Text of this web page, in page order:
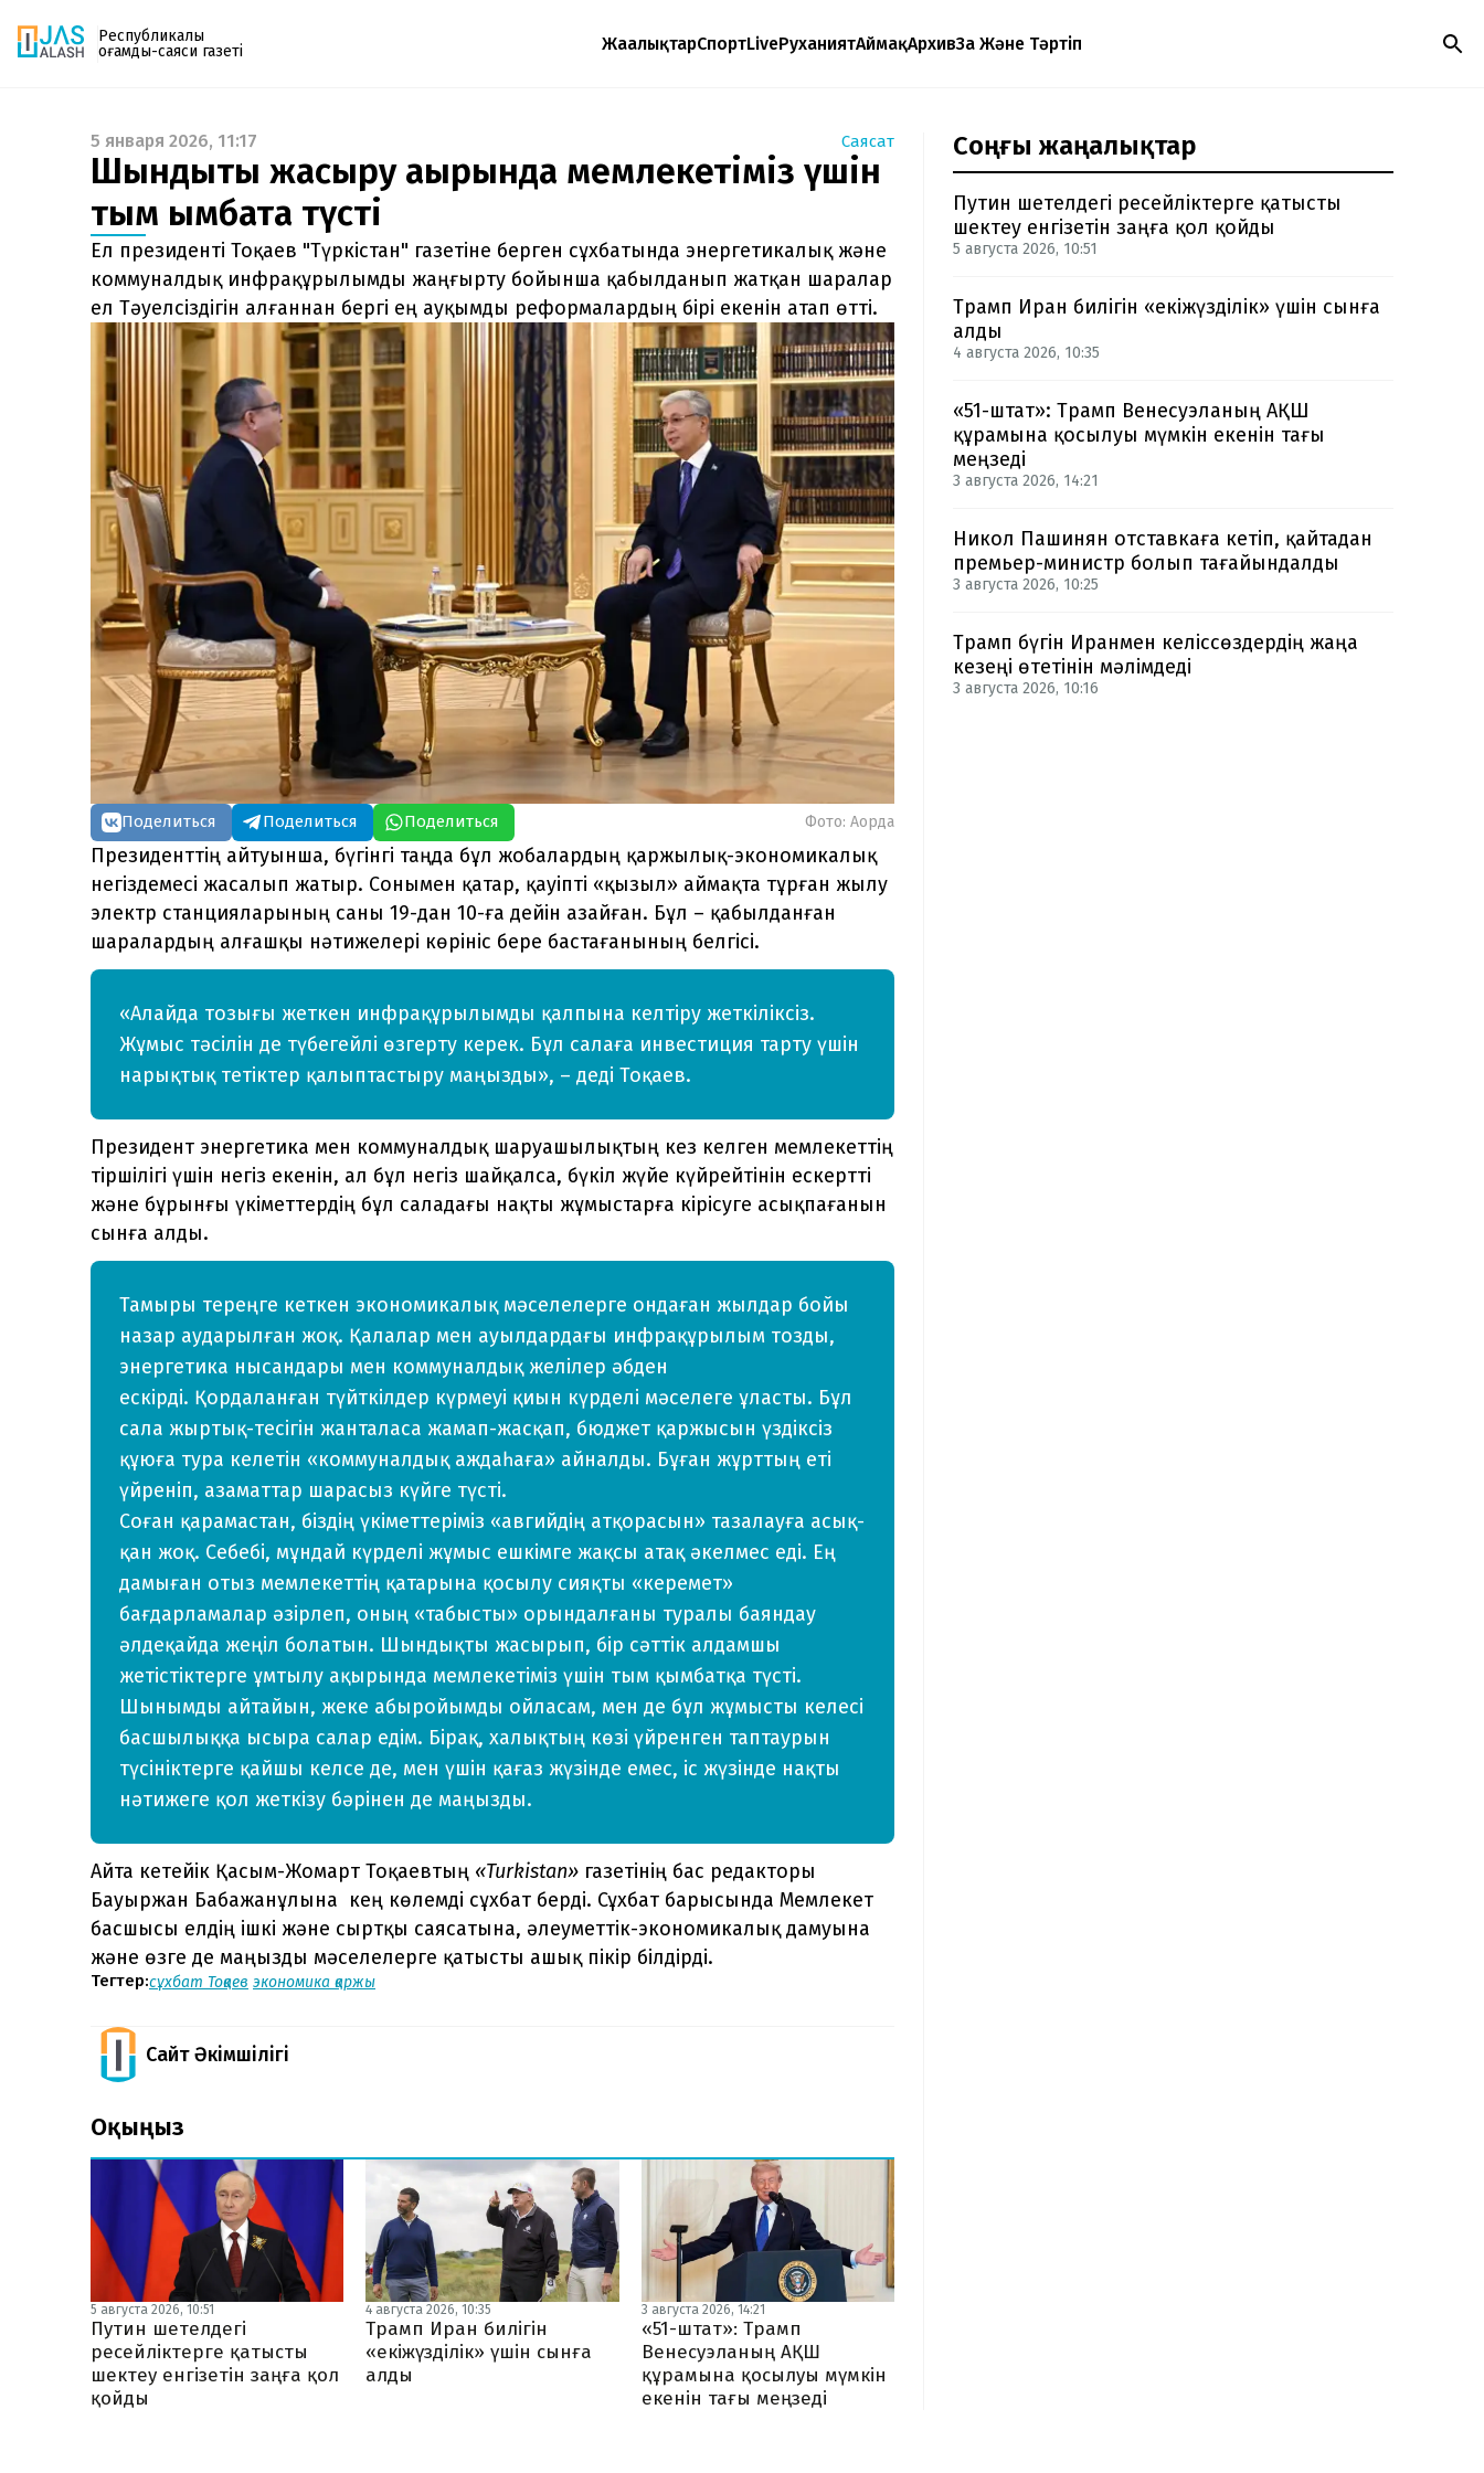
Республикалық
қоғамдық-саяси газеті
ЖаңалықтарСпортLiveРуханиятАймақАрхивЗаң Және Тәртіп
Газетке жазылу
PDF форматтағы газетті ай сайын электронды
поштаңызға алып отырыңыз. Жаңа нөмір
шыққан сәтте сізге бірден жіберіледі. Тек email
енгізіңіз, біз қалғанын өзіміз жібереміз.
5 января 2026, 11:17 Саясат
Шындықты жасыру ақы­рын­да мемлекетіміз үшін
тым қымбатқа түс­ті
Ел президенті Тоқаев "Түркістан" газетіне берген сұхбатында энергетикалық және
коммуналдық инфрақұрылымды жаңғырту бойынша қабылданып жатқан шаралар
ел Тәуелсіздігін алғаннан бергі ең ауқымды реформалардың бірі екенін атап өтті.
Поделиться Поделиться Поделиться Фото: Ақорда
Президенттің айтуынша, бүгінгі таңда бұл жобалардың қаржылық-экономикалық
негіздемесі жасалып жатыр. Сонымен қатар, қауіпті «қызыл» аймақта тұрған жылу
электр станцияларының саны 19-дан 10-ға дейін азайған. Бұл – қабылданған
шаралардың алғашқы нәтижелері көрініс бере бастағанының белгісі.
«Алайда тозығы жеткен инфрақұрылымды қалпына келтіру жеткіліксіз.
Жұмыс тәсілін де түбегейлі өзгерту керек. Бұл салаға инвестиция тарту үшін
нарықтық тетіктер қалыптастыру маңызды», – деді Тоқаев.
Президент энергетика мен коммуналдық шаруашылықтың кез келген мемлекеттің
тіршілігі үшін негіз екенін, ал бұл негіз шайқалса, бүкіл жүйе күйрейтінін ескертті
және бұрынғы үкіметтердің бұл саладағы нақты жұмыстарға кірісуге асықпағанын
сынға алды.
Тамыры тереңге кеткен экономи­ка­лық мәселелерге ондаған жылдар бойы
назар аударылған жоқ. Қалалар мен ауыл­дардағы инфрақұрылым тозды,
энер­гетика нысандары мен коммунал­дық желілер әбден
ескірді. Қордаланған түйткілдер күрмеуі қиын күрделі мәселеге ұласты. Бұл
сала жыр­тық-тесігін жанталаса жамап-жас­қап, бюджет қаржысын үздіксіз
құюға тура келетін «коммуналдық аждаһаға» айналды. Бұған жұрттың еті
үйреніп, аза­маттар шарасыз күйге түсті.
Соған қарамастан, біздің үкімет­тері­міз «авгийдің атқорасын» тазалауға асық­
қан жоқ. Себебі, мұндай күрделі жұ­мыс ешкімге жақсы атақ әкелмес еді. Ең
дамыған отыз мемлекеттің қатарына қосылу сияқты «керемет»
бағдарламалар әзір­леп, оның «табысты» орындалғаны ту­ралы баяндау
әлдеқайда жеңіл бола­тын. Шындықты жасырып, бір сәттік ал­дамшы
жетістіктерге ұмтылу ақы­рын­да мемлекетіміз үшін тым қымбатқа түс­ті.
Шынымды айтайын, жеке абы­ройым­ды ойласам, мен де бұл жұмысты ке­лесі
басшылыққа ысыра салар едім. Бір­ақ, халықтың көзі үйренген тап­таурын
түсініктерге қайшы келсе де, мен үшін қағаз жүзінде емес, іс жүзінде нақ­ты
нәтижеге қол жеткізу бәрінен де маңыз­ды.
Айта кетейік Қасым-Жомарт Тоқаевтың «Turkistan» газетінің бас редакторы
Бауыржан Бабажанұлына кең көлемді сұхбат берді. Сұхбат барысында Мемлекет
басшысы елдің ішкі және сыртқы саясатына, әлеуметтік-экономикалық дамуына
және өзге де маңызды мәселелерге қатысты ашық пікір білдірді.
Тегтер:сұхбат Тоқаев экономика қаржы
Сайт Әкімшілігі
Оқыңыз
5 августа 2026, 10:51
Путин шетелдегі
ресейліктерге қатысты
шектеу енгізетін заңға қол
қойды
4 августа 2026, 10:35
Трамп Иран билігін
«екіжүзділік» үшін сынға
алды
3 августа 2026, 14:21
«51-штат»: Трамп
Венесуэланың АҚШ
құрамына қосылуы мүмкін
екенін тағы меңзеді
Соңғы жаңалықтар
Путин шетелдегі ресейліктерге қатысты
шектеу енгізетін заңға қол қойды
5 августа 2026, 10:51
Трамп Иран билігін «екіжүзділік» үшін сынға
алды
4 августа 2026, 10:35
«51-штат»: Трамп Венесуэланың АҚШ
құрамына қосылуы мүмкін екенін тағы
меңзеді
3 августа 2026, 14:21
Никол Пашинян отставкаға кетіп, қайтадан
премьер-министр болып тағайындалды
3 августа 2026, 10:25
Трамп бүгін Иранмен келіссөздердің жаңа
кезеңі өтетінін мәлімдеді
3 августа 2026, 10:16